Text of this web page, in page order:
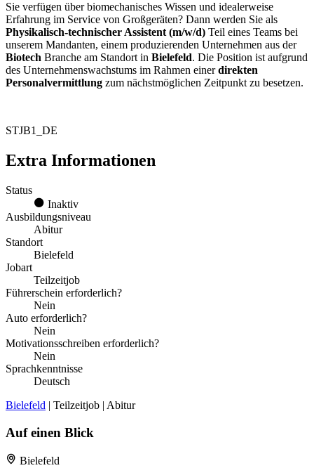
Sie verfügen über biomechanisches Wissen und idealerweise
Erfahrung im Service von Großgeräten? Dann werden Sie als
Physikalisch-technischer Assistent (m/w/d) Teil eines Teams bei
unserem Mandanten, einem produzierenden Unternehmen aus der
Biotech Branche am Standort in Bielefeld. Die Position ist aufgrund
des Unternehmenswachstums im Rahmen einerdirekten
Personalvermittlung zum nächstmöglichen Zeitpunkt zu besetzen.
STJB1_DE
Extra Informationen
Status
Inaktiv
Ausbildungsniveau
Abitur
Standort
Bielefeld
Jobart
Teilzeitjob
Führerschein erforderlich?
Nein
Auto erforderlich?
Nein
Motivationsschreiben erforderlich?
Nein
Sprachkenntnisse
Deutsch
Bielefeld | Teilzeitjob | Abitur
Auf einen Blick
Bielefeld